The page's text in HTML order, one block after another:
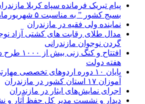
پیام تبریک فرمانده سپاه کربلا
بسیج کشور ” به مناسبت ۵ شهریورماه روز ملی کشتی
نماينده ولی فقیه در مازندران
مدال طلای رقابت های کشتی آزاد
گردن نوجوان مازندرانی
افتتاح و
هفته دولت
پایان ۱۰ دوره اردوهای تخصصی
آموزان ۱۷ استان کشور در مازندران
اجرای نمایش‌های ایثار در مازندران
دیدار و نشست مدیر کل حفظ آثار و